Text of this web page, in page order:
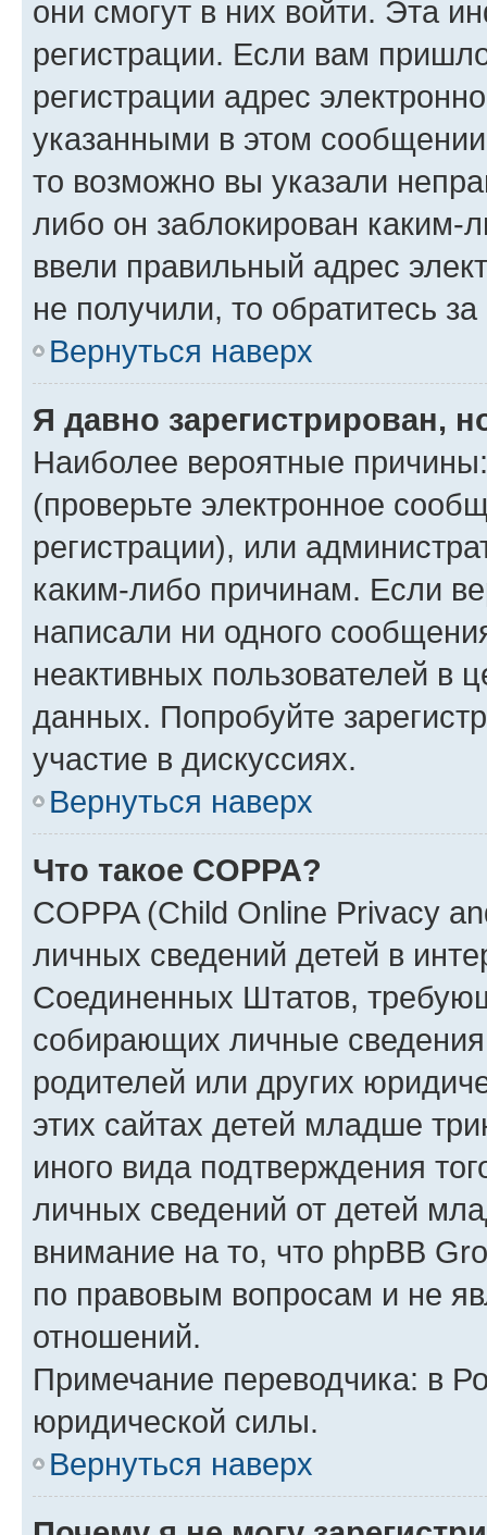
они смогут в них войти. Эта
регистрации. Если вам
регистрации адрес
указанными в этом
то возможно вы указали
либо он заблокирован
ввели правильный адрес
не получили, то обратитесь
Вернуться наверх
Я давно зарегистрирован,
Наиболее вероятные
(проверьте электронное
регистрации), или
каким-либо причинам. Если
написали ни одного
неактивных пользователей в
данных. Попробуйте
участие в дискуссиях.
Вернуться наверх
Что такое COPPA?
COPPA (Child Online Privacy
личных сведений детей в
Соединенных Штатов,
собирающих личные
родителей или других
этих сайтах детей младше
иного вида подтверждения
личных сведений от детей
внимание на то, что phpBB
по правовым вопросам и не
отношений.
Примечание переводчика: в
юридической силы.
Вернуться наверх